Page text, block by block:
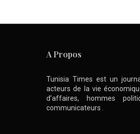
A Propos
Tunisia Times est un
acteurs de la vie
d’affaires, hommes
communicateurs .